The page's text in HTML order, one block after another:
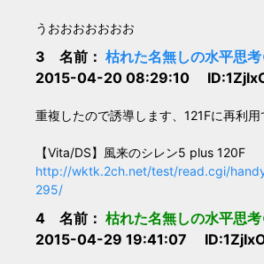
うおおおおおおお
3 名前： 枯れた名無しの水平思
2015-04-20 08:29:10
重複したので誘導します、121Fに再利用
【Vita/DS】風来のシレン5 plus 120F
http://wktk.2ch.net/test/read.cgi/
295/
4 名前： 枯れた名無しの水平思
2015-04-29 19:41:07